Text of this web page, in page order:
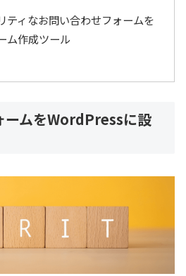
ティなお問い合わせフォームを
ム作成ツール
ームをWordPressに設